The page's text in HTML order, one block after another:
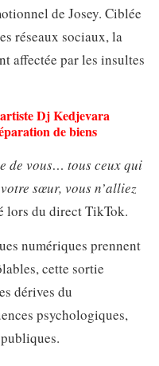
de Josey. Ciblée
réseaux sociaux, la
affectée par les insultes
Dj Kedjevara
de biens
de vous… tous ceux qui
sœur, vous n’alliez
lors du direct TikTok.
numériques prennent
cette sortie
dérives du
psychologiques,